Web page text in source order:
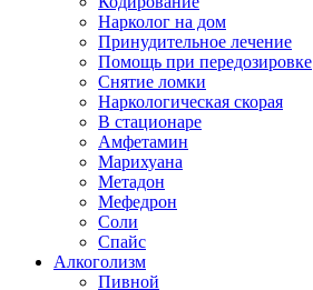
Нарколог на дом
Принудительное лечение
Помощь при передозировке
Снятие ломки
Наркологическая скорая
В стационаре
Амфетамин
Марихуана
Метадон
Мефедрон
Соли
Спайс
Алкоголизм
Пивной